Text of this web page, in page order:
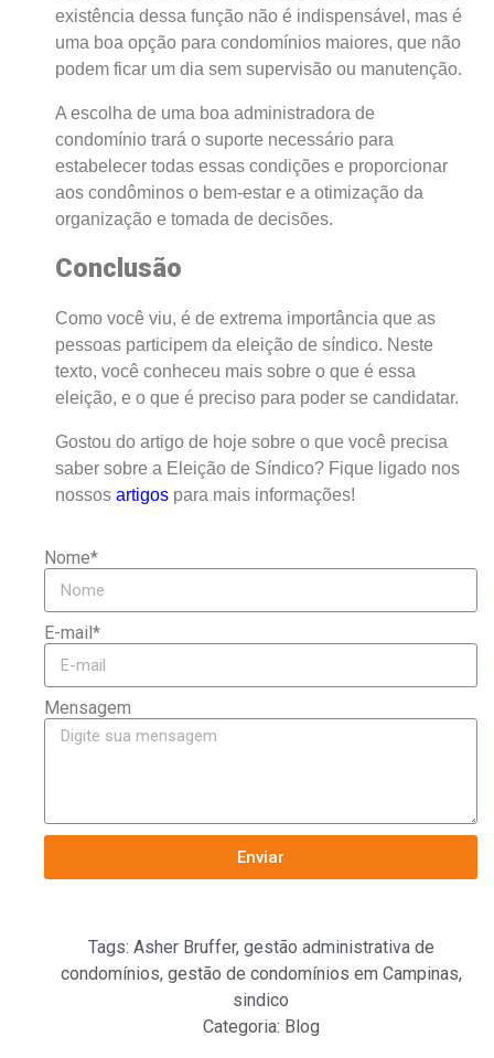
existência dessa função não é indispensável, mas é
uma boa opção para condomínios maiores, que não
podem ficar um dia sem supervisão ou manutenção.
A escolha de uma boa administradora de
condomínio trará o suporte necessário para
estabelecer todas essas condições e proporcionar
aos condôminos o bem-estar e a otimização da
organização e tomada de decisões.
Conclusão
Como você viu, é de extrema importância que as
pessoas participem da eleição de síndico. Neste
texto, você conheceu mais sobre o que é essa
eleição, e o que é preciso para poder se candidatar.
Gostou do artigo de hoje sobre o que você precisa
saber sobre a Eleição de Síndico? Fique ligado nos
nossos artigos para mais informações!
Nome*
E-mail*
Mensagem
Enviar
Tags: Asher Bruffer, gestão administrativa de
condomínios, gestão de condomínios em Campinas,
sindico
Categoria: Blog